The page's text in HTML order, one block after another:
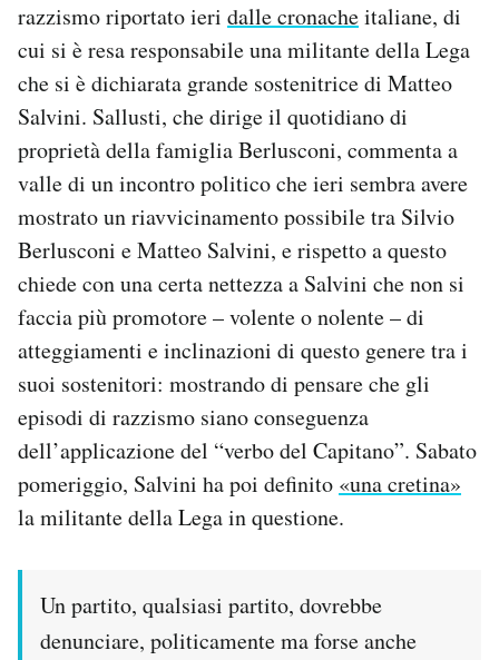
CALENDARIO
AREA PERSONALE
Area Personale
Newsletter
Notifiche mobile
Regala il Post
Hai bisogno di aiuto?
Esci
razzismo riportato ieri dalle cronacheitaliane, di
cui si è resa responsabile una militante della Lega
che si è dichiarata grande sostenitrice di Matteo
Salvini. Sallusti, che dirige il quotidiano di
proprietà della famiglia Berlusconi, commenta a
valle di un incontro politico che ieri sembra avere
mostrato un riavvicinamento possibile tra Silvio
Berlusconi e Matteo Salvini, e rispetto a questo
chiede con una certa nettezza a Salvini che non si
faccia più promotore – volente o nolente – di
atteggiamenti e inclinazioni di questo genere tra i
suoi sostenitori: mostrando di pensare che gli
episodi di razzismo siano conseguenza
dell’applicazione del “verbo del Capitano”. Sabato
pomeriggio, Salvini ha poi definito «una cretina»
la militante della Lega in questione.
Un partito, qualsiasi partito, dovrebbe
denunciare, politicamente ma forse anche